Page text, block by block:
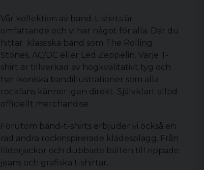
Vår kollektion av band-t-shirts är
omfattande och vi har något för alla. Där du
hittar klassiska band som The Rolling
Stones, AC/DC eller Led Zeppelin. Varje T-
shirt är tillverkad av högkvalitativt tyg och
har ikoniska bandillustrationer som alla
rockfans känner igen direkt. Självklart alltid
officiellt merchandise.
Förutom band-t-shirts erbjuder vi också en
rad andra rockinspirerade klädesplagg. Från
läderjackor och dubbade bälten till rippade
jeans och grafiska t-shirtar.